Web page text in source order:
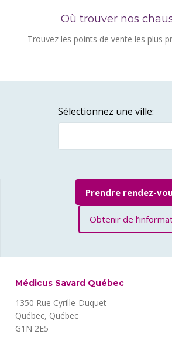
Où trouver nos
Trouvez les points de vente les plus
Sélectionnez une ville:
Prendre rendez-
Obtenir de
Médicus Savard Québec
1350 Rue Cyrille-Duquet
Québec, Québec
G1N 2E5